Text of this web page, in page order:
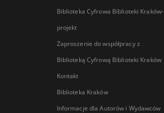
Biblioteka Cyfrowa Biblioteki Kraków-
projekt
Zaproszenie do współpracy z
Biblioteką Cyfrową Biblioteki Kraków
Kontakt
Biblioteka Kraków
Informacje dla Autorów i Wydawców